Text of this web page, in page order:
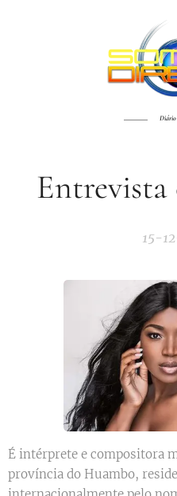
Entrevista
15-
É intérprete e compositora
província do Huambo,